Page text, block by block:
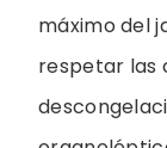
máximo del
respetar las